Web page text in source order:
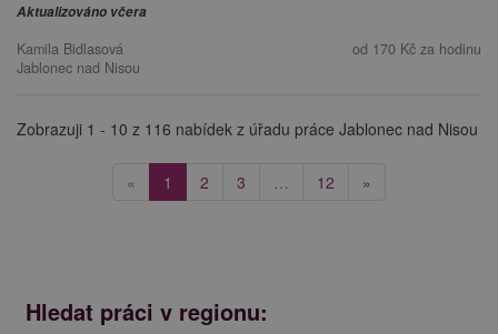
Aktualizováno včera
Kamila Bidlasová
Jablonec nad Nisou
od 170 Kč za hodinu
Zobrazuji 1 - 10 z 116 nabídek z úřadu práce Jablonec nad Nisou
« 1 (current)
2 3 … 12 »
Hledat práci v regionu: